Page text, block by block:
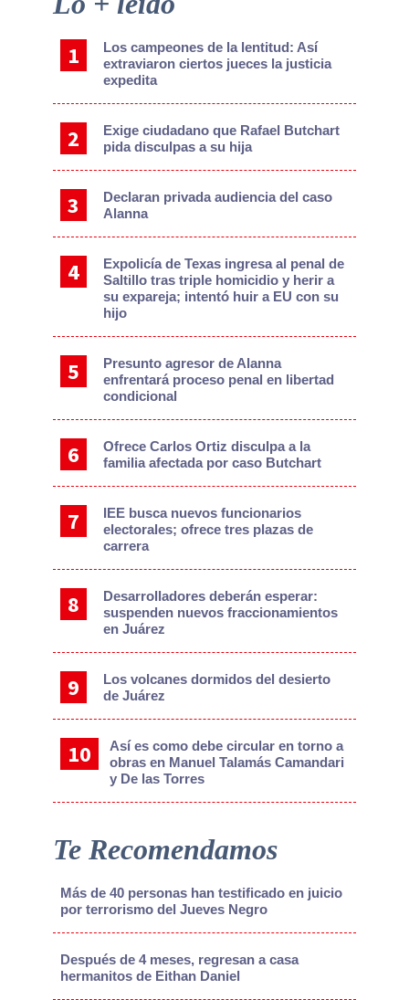
Los campeones de la lentitud: Así
extraviaron ciertos jueces la justicia
expedita
Exige ciudadano que Rafael Butchart
pida disculpas a su hija
Declaran privada audiencia del caso
Alanna
Expolicía de Texas ingresa al penal de
Saltillo tras triple homicidio y herir a
su expareja; intentó huir a EU con su
hijo
Presunto agresor de Alanna
enfrentará proceso penal en libertad
condicional
Ofrece Carlos Ortiz disculpa a la
familia afectada por caso Butchart
IEE busca nuevos funcionarios
electorales; ofrece tres plazas de
carrera
Desarrolladores deberán esperar:
suspenden nuevos fraccionamientos
en Juárez
Los volcanes dormidos del desierto
de Juárez
Así es como debe circular en torno a
obras en Manuel Talamás Camandari
y De las Torres
Te Recomendamos
Más de 40 personas han testificado en juicio
por terrorismo del Jueves Negro
Después de 4 meses, regresan a casa
hermanitos de Eithan Daniel